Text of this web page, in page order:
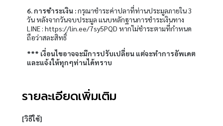
6. การชำระเงิน :กรุณาชำระค่าปลาที่ท่านประมูลภายใน 3
วัน หลังจากวันจบประมูล เเนบหลักฐานการชำระเงินทาง
LINE : https://lin.ee/7sy5PQD หากไม่ชำระตามที่กำหนด
ถือว่าสละสิทธิ์
*** เงื่อนไขอาจจะมีการปรับเปลี่ยน แต่จะทำการอัพเดต
และแจ้งให้ทุกๆท่านได้ทราบ
รายละเอียดเพิ่มเติม
[วิธีใช้]